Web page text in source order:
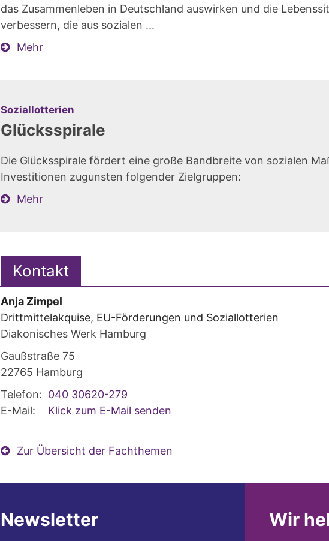
das Zusammenleben in Deutschland auswirken und die
verbessern, die aus sozialen ...
Mehr
Soziallotterien
Glücksspirale
Die Glücksspirale fördert eine große Bandbreite von sozialen
Investitionen zugunsten folgender Zielgruppen:
Mehr
Kontakt
Anja Zimpel
Drittmittelakquise, EU-Förderungen und Soziallotterien
Diakonisches Werk Hamburg
Gaußstraße 75
22765 Hamburg
Telefon: 040 30620-279
E-Mail:
Klick zum E-Mail senden
Zur Übersicht der Fachthemen
Newsletter Wir